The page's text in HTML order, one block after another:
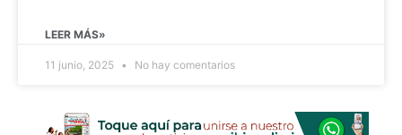
LEER MÁS»
11 junio, 2025 No hay comentarios